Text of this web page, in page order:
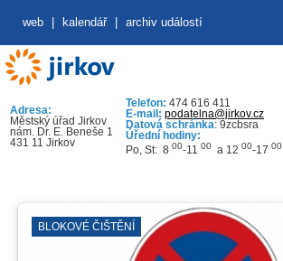
web kalendář archiv událostí
Adresa:
Městský úřad Jirkov
nám. Dr. E. Beneše 1
431 11 Jirkov
Telefon: 474 616 411
E-mail: podatelna@jirkov.cz
Datová schránka: 9zcbsra
Úřední hodiny:
Po, St: 8 00-11 00 a 12 00-17 00
BLOKOVÉ ČIŠTĚNÍ